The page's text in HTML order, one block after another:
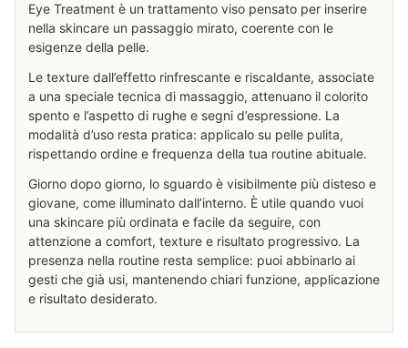
Eye Treatment è un trattamento viso pensato per inserire
nella skincare un passaggio mirato, coerente con le
esigenze della pelle.
Le texture dall’effetto rinfrescante e riscaldante, associate
a una speciale tecnica di massaggio, attenuano il colorito
spento e l’aspetto di rughe e segni d’espressione. La
modalità d’uso resta pratica: applicalo su pelle pulita,
rispettando ordine e frequenza della tua routine abituale.
Giorno dopo giorno, lo sguardo è visibilmente più disteso e
giovane, come illuminato dall’interno. È utile quando vuoi
una skincare più ordinata e facile da seguire, con
attenzione a comfort, texture e risultato progressivo. La
presenza nella routine resta semplice: puoi abbinarlo ai
gesti che già usi, mantenendo chiari funzione, applicazione
e risultato desiderato.